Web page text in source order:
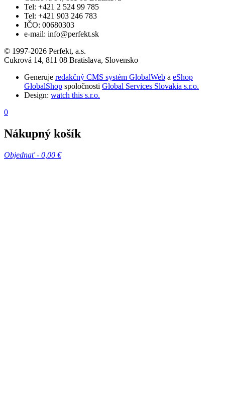
Tel: +421 2 524 99 785
Tel: +421 903 246 783
IČO: 00680303
e-mail: info@perfekt.sk
© 1997-2026 Perfekt, a.s.
Cukrová 14, 811 08 Bratislava, Slovensko
Generuje redakčný CMS systém GlobalWeb a eShop
GlobalShop spoločnosti Global Services Slovakia s.r.o.
Design: watch this s.r.o.
0
Nákupný košík
Objednať - 0,00 €